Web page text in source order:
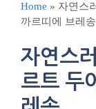
Home » 자연스
까르띠에 브레송
자연스
르트 두